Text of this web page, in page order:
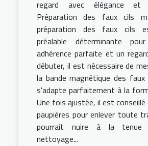
regard avec élégance
Préparation des faux cils
préparation des faux cils
préalable déterminante
adhérence parfaite et un
débuter, il est nécessaire de
la bande magnétique des
s'adapte parfaitement à la
Une fois ajustée, il est
paupières pour enlever toute
pourrait nuire à la tenue
nettoyage...